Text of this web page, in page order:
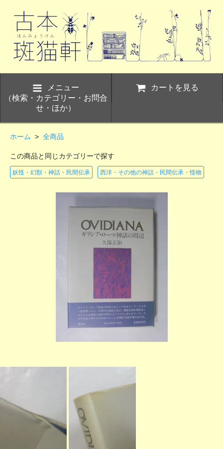
メニュー
（検索・カテゴリー・お問合
せ・ほか）
カートを見る
ホーム > 全商品
この商品と同じカテゴリーで探す
妖怪・幻獣・神話・民間伝承 西洋・その他の神話・民間伝承・怪物